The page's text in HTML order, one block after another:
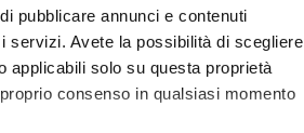
pubblicare annunci e contenuti
servizi. Avete la possibilità di scegliere
solo su questa proprietà
consenso in qualsiasi momento